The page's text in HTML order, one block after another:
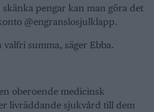
pengar kan man göra det
@engranslosjulklapp.
summa, säger Ebba.
oberoende medicinsk
livräddande sjukvård till dem